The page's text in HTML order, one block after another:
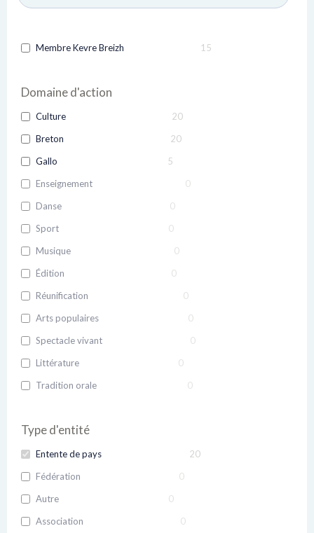
Membre Kevre Breizh 15
Domaine d'action
Culture
20
Breton
20
Gallo
5
Enseignement
0
Danse
0
Sport
0
Musique
0
Édition
0
Réunification
0
Arts populaires
0
Spectacle vivant
0
Littérature
0
Tradition orale
0
Type d'entité
Entente de pays
20
Fédération
0
Autre
0
Association
0